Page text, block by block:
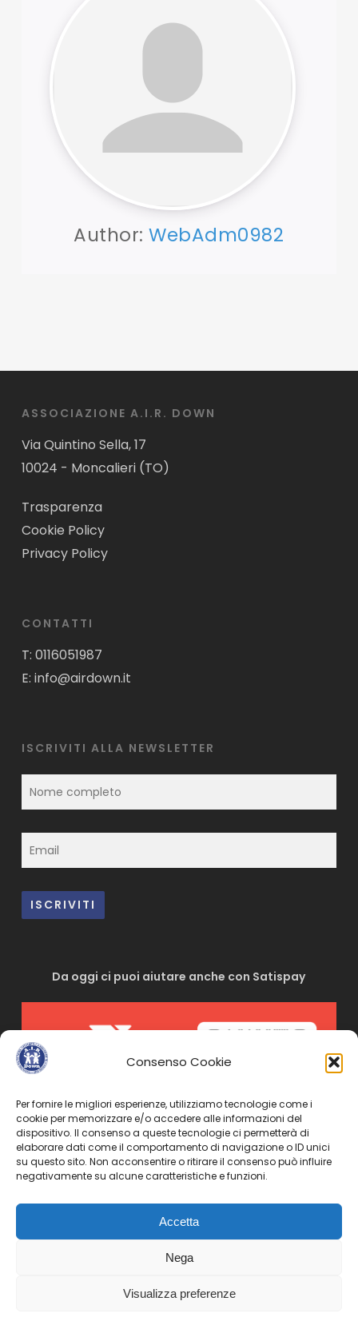
Consenso Cookie
Per fornire le migliori esperienze, utilizziamo tecnologie come i
cookie per memorizzare e/o accedere alle informazioni del
dispositivo. Il consenso a queste tecnologie ci permetterà di
elaborare dati come il comportamento di navigazione o ID unici
su questo sito. Non acconsentire o ritirare il consenso può influire
negativamente su alcune caratteristiche e funzioni.
Accetta
Nega
Visualizza preferenze
Author:WebAdm0982
ASSOCIAZIONE A.I.R. DOWN
Via Quintino Sella, 17
10024 - Moncalieri (TO)
Trasparenza
Cookie Policy
Privacy Policy
CONTATTI
T: 0116051987
E: info@airdown.it
ISCRIVITI ALLA NEWSLETTER
Da oggi ci puoi aiutare anche con Satispay
Inquadra il codice o cliccaci sopra e sentiti libero di
inserire la cifra che vuoi. Grazie!
© 2022 Air Down | C.F. 94040190012 | Tutti i diritti riservati.